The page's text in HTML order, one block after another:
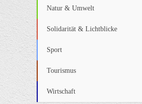
Natur & Umwelt
Solidarität & Lichtblicke
Sport
Tourismus
Wirtschaft